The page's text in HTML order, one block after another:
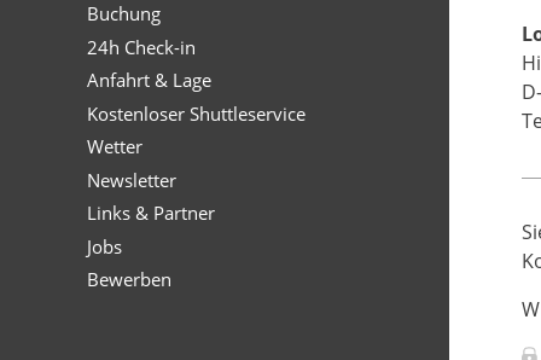
Buchung
24h Check-in
Anfahrt & Lage
Kostenloser Shuttleservice
Wetter
Newsletter
Links & Partner
Jobs
Bewerben